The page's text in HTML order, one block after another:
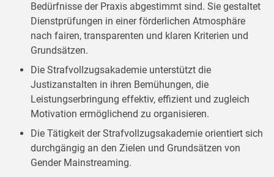
Bedürfnisse der Praxis abgestimmt sind. Sie gestaltet
Dienstprüfungen in einer förderlichen Atmosphäre
nach fairen, transparenten und klaren Kriterien und
Grundsätzen.
Die Strafvollzugsakademie unterstützt die
Justizanstalten in ihren Bemühungen, die
Leistungserbringung effektiv, effizient und zugleich
Motivation ermöglichend zu organisieren.
Die Tätigkeit der Strafvollzugsakademie orientiert sich
durchgängig an den Zielen und Grundsätzen von
Gender Mainstreaming.